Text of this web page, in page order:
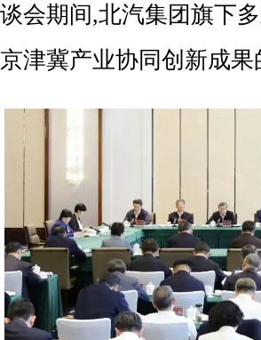
谈会期间,北汽集团旗下
京津冀产业协同创新成果